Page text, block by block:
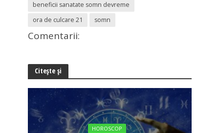
beneficii sanatate somn devreme
ora de culcare 21
somn
Comentarii:
Citește și
HOROSCOP